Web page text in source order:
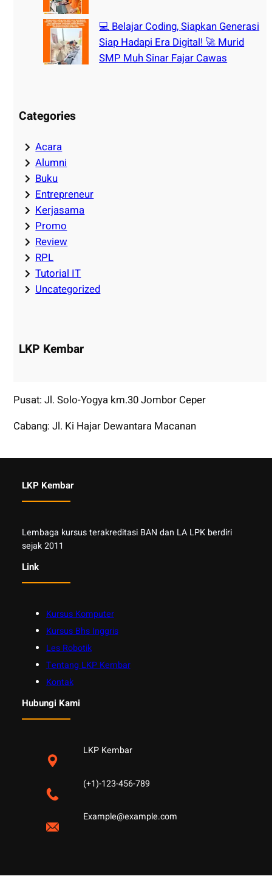
💻 Belajar Coding, Siapkan Generasi
Siap Hadapi Era Digital! 🚀 Murid
SMP Muh Sinar Fajar Cawas
Categories
Acara
Alumni
Buku
Entrepreneur
Kerjasama
Promo
Review
RPL
Tutorial IT
Uncategorized
LKP Kembar
Pusat: Jl. Solo-Yogya km.30 Jombor Ceper
Cabang: Jl. Ki Hajar Dewantara Macanan
LKP Kembar
Lembaga kursus terakreditasi BAN dan LA LPK berdiri
sejak 2011
Link
Kursus Komputer
Kursus Bhs Inggris
Les Robotik
Tentang LKP Kembar
Kontak
Hubungi Kami
LKP Kembar
(+1)-123-456-789
Example@example.com